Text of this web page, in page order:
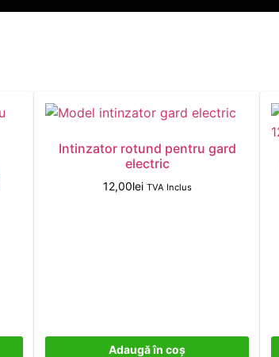
Intinzator rotund pentru gard
electric
12,00lei TVA Inclus
Adaugă în coș